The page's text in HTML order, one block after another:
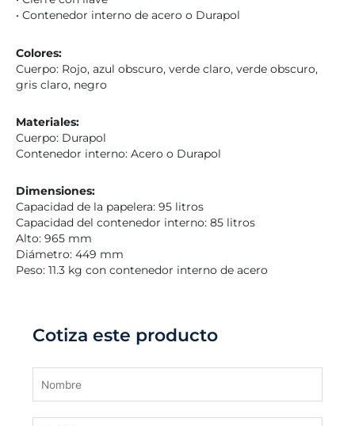
• Contenedor interno de acero o Durapol
Colores:
Cuerpo: Rojo, azul obscuro, verde claro, verde obscuro,
gris claro, negro
Materiales:
Cuerpo: Durapol
Contenedor interno: Acero o Durapol
Dimensiones:
Capacidad de la papelera: 95 litros
Capacidad del contenedor interno: 85 litros
Alto: 965 mm
Diámetro: 449 mm
Peso: 11.3 kg con contenedor interno de acero
Cotiza este producto